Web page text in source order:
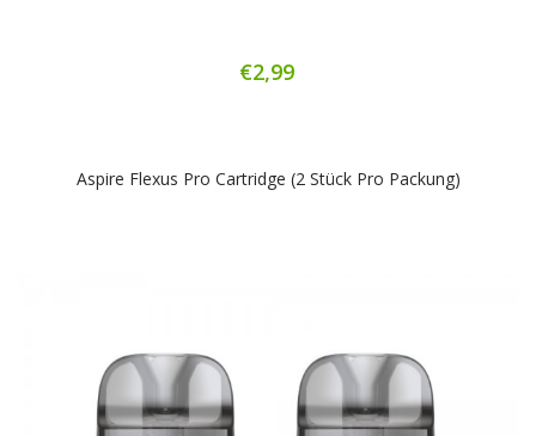
€2,99
Aspire Flexus Pro Cartridge (2 Stück Pro Packung)